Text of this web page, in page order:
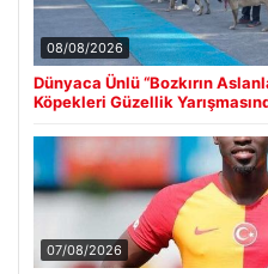
08/08/2026
Dünyaca Ünlü “Bozkırın
Köpekleri Güzellik
07/08/2026